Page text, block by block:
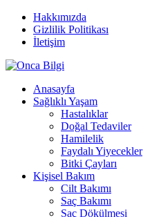
Hakkımızda
Gizlilik Politikası
İletişim
Anasayfa
Sağlıklı Yaşam
Hastalıklar
Doğal Tedaviler
Hamilelik
Faydalı Yiyecekler
Bitki Çayları
Kişisel Bakım
Cilt Bakımı
Saç Bakımı
Saç Dökülmesi